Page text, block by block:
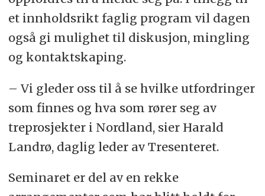
et innholdsrikt faglig program vil dagen
også gi mulighet til diskusjon, mingling
og kontaktskaping.
– Vi gleder oss til å se hvilke utfordringer
som finnes og hva som rører seg av
treprosjekter i Nordland, sier Harald
Landrø, daglig leder av Tresenteret.
Seminaret er del av en rekke